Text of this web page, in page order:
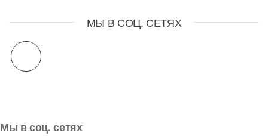
МЫ В СОЦ. СЕТЯХ
Мы в соц. сетях